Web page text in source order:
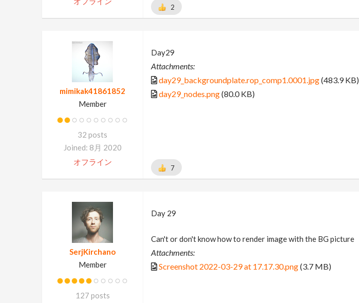
2
mimikak41861852
Member
32 posts
Joined: 8月 2020
オフライン
Day29
Attachments:
day29_backgroundplate.rop_comp1.0001.jpg(483.9 KB)
day29_nodes.png(80.0 KB)
7
SerjKirchano
Member
127 posts
Day 29
Can't or don't know how to render image with the BG picture
Attachments:
Screenshot 2022-03-29 at 17.17.30.png(3.7 MB)